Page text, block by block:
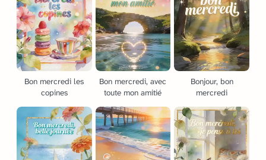
Bon mercredi les
copines
Bon mercredi, avec
toute mon amitié
Bonjour, bon
mercredi